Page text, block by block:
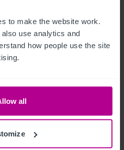
to make the website work.
use analytics and
how people use the site
all
4256432